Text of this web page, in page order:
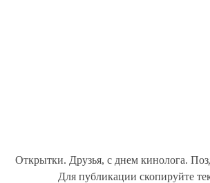
Открытки. Друзья, с днем кинолога.
Для публикации скопируйте